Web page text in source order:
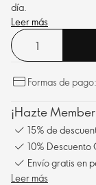
día.
Leer más
Formas de pago:
¡Hazte
15% de
10% Descuento
Envío gratis en
Leer más